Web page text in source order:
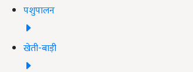
पशुपालन
खेती-बाड़ी